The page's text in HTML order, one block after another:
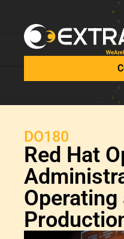
DO180
Red Hat
Operating